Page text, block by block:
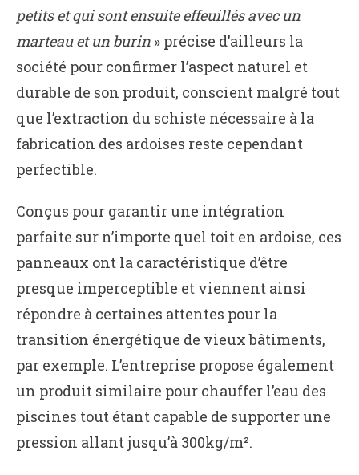
petits et qui sont ensuite effeuillés avec un
marteau et un burin » précise d’ailleurs la
société pour confirmer l’aspect naturel et
durable de son produit, conscient malgré tout
que l’extraction du schiste nécessaire à la
fabrication des ardoises reste cependant
perfectible.
Conçus pour garantir une intégration
parfaite sur n’importe quel toit en ardoise, ces
panneaux ont la caractéristique d’être
presque imperceptible et viennent ainsi
répondre à certaines attentes pour la
transition énergétique de vieux bâtiments,
par exemple. L’entreprise propose également
un produit similaire pour chauffer l’eau des
piscines tout étant capable de supporter une
pression allant jusqu’à 300kg/m².